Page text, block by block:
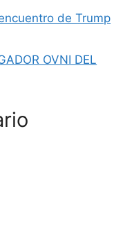
de Trump
OVNI DEL